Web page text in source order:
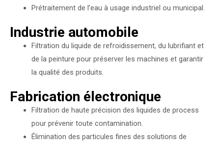
Prétraitement de l’eau à usage industriel ou municipal.
Industrie automobile
Filtration du liquide de refroidissement, du lubrifiant et
de la peinture pour préserver les machines et garantir
la qualité des produits.
Fabrication électronique
Filtration de haute précision des liquides de process
pour prévenir toute contamination.
Élimination des particules fines des solutions de